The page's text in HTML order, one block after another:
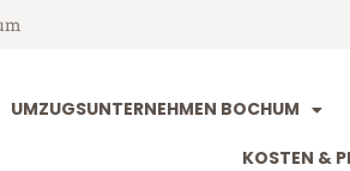
UMZUGSUNTERNEHMEN BOCHUM
KOSTEN &